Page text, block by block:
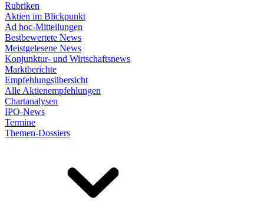
Rubriken
Aktien im Blickpunkt
Ad hoc-Mitteilungen
Bestbewertete News
Meistgelesene News
Konjunktur- und Wirtschaftsnews
Marktberichte
Empfehlungsübersicht
Alle Aktienempfehlungen
Chartanalysen
IPO-News
Termine
Themen-Dossiers